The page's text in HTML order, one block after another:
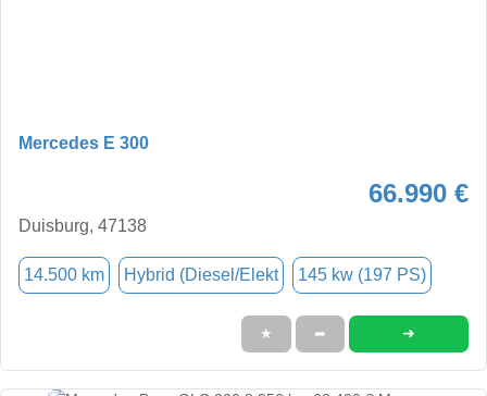
Mercedes E 300
66.990 €
Duisburg, 47138
14.500 km Hybrid (Diesel/Elekt 145 kw (197 PS)
★ ➦ ➜